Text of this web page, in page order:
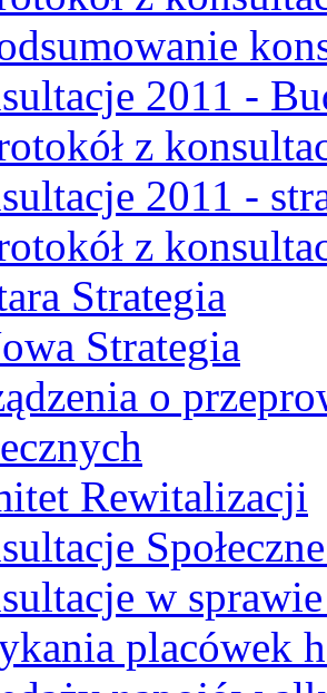
2011 -
z
2011 -
z
Strategia
Strategia
o
Rewitalizacji
w
placówek